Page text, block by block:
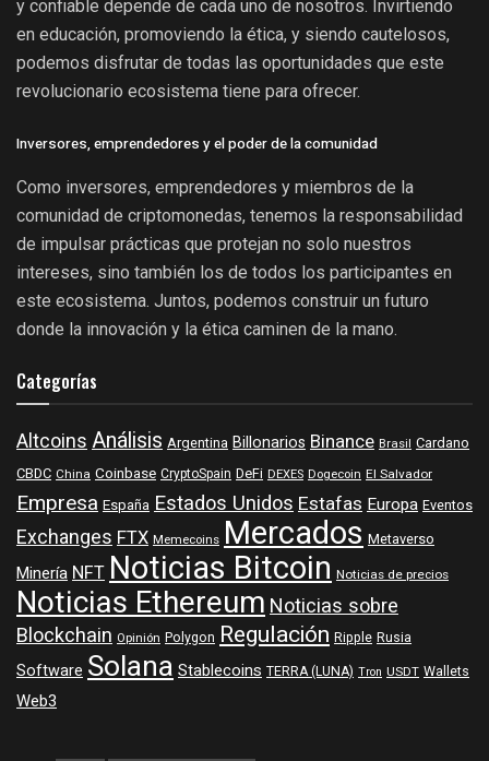
y confiable depende de cada uno de nosotros. Invirtiendo
en educación, promoviendo la ética, y siendo cautelosos,
podemos disfrutar de todas las oportunidades que este
revolucionario ecosistema tiene para ofrecer.
Inversores, emprendedores y el poder de la comunidad
Como inversores, emprendedores y miembros de la
comunidad de criptomonedas, tenemos la responsabilidad
de impulsar prácticas que protejan no solo nuestros
intereses, sino también los de todos los participantes en
este ecosistema. Juntos, podemos construir un futuro
donde la innovación y la ética caminen de la mano.
Categorías
Altcoins Análisis Argentina Billonarios Binance Brasil Cardano
CBDC China Coinbase CryptoSpain DeFi DEXES Dogecoin El Salvador
Empresa España Estados Unidos Estafas Europa Eventos
Exchanges FTX Memecoins Mercados Metaverso
Minería NFTNoticias Bitcoin Noticias de precios
Noticias EthereumNoticias sobre
Blockchain Opinión Polygon Regulación Ripple Rusia
Software Solana Stablecoins TERRA (LUNA) Tron USDT Wallets
Web3